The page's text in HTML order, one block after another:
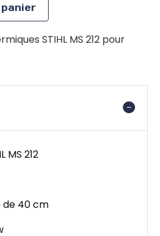
STIHL MS 212 pour
MS 212
de 40 cm